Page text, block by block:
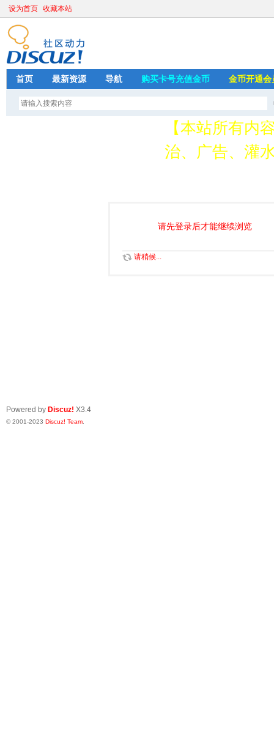
设为首页 收藏本站
首页 最新资源 导航 购买卡号充值金币 金币开通会
【本站所有内
治、广告、灌
请先登录后才能继续浏览
请稍候...
Powered by Discuz! X3.4
© 2001-2023 Discuz! Team.